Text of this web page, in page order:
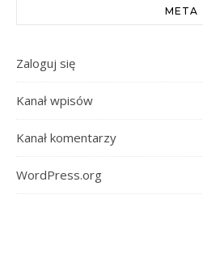
META
Zaloguj się
Kanał wpisów
Kanał komentarzy
WordPress.org